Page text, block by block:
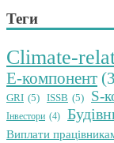
Теги
Climate-
E-компонент
GRI (5) ISSB (5) S-
Інвестори (4)
Виплати